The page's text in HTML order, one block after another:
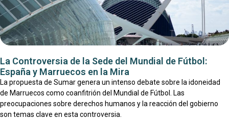
La Controversia de la Sede del Mundial de Fútbol:
España y Marruecos en la Mira
La propuesta de Sumar genera un intenso debate sobre la idoneidad
de Marruecos como coanfitrión del Mundial de Fútbol. Las
preocupaciones sobre derechos humanos y la reacción del gobierno
son temas clave en esta controversia.